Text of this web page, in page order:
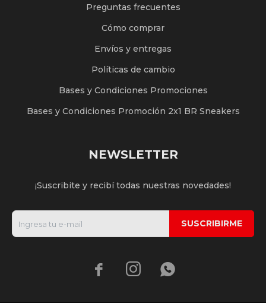
Preguntas frecuentes
Cómo comprar
Envíos y entregas
Políticas de cambio
Bases y Condiciones Promociones
Bases y Condiciones Promoción 2x1 BR Sneakers
NEWSLETTER
¡Suscribite y recibí todas nuestras novedades!
SUSCRIBIRME
  